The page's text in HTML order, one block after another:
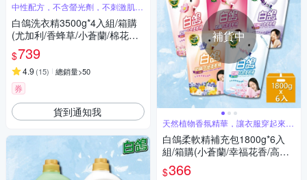
中性配方，不含螢光劑，不刺激肌膚
好安心
白鴿洗衣精3500g*4入組/箱購
(尤加利/香蜂草/小蒼蘭/棉花籽/
茉莉麝香 5款任選)
$739
4.9 (15) 總銷量>50
券
貨到通知我
補貨中
天然植物香氛精華，讓衣服穿起來好
柔軟
白鴿柔軟精補充包1800g*6入
組/箱購(小蒼蘭/幸福花香/高雅
玫瑰/富士櫻/薰衣草 5款任選)
$366